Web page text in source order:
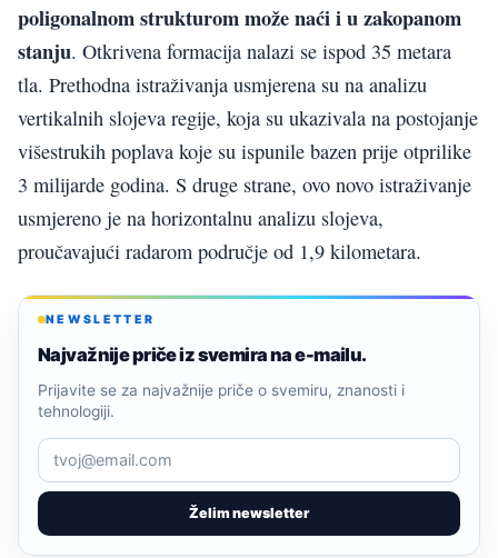
poligonalnom strukturom može naći i u zakopanom
stanju. Otkrivena formacija nalazi se ispod 35 metara
tla. Prethodna istraživanja usmjerena su na analizu
vertikalnih slojeva regije, koja su ukazivala na postojanje
višestrukih poplava koje su ispunile bazen prije otprilike
3 milijarde godina. S druge strane, ovo novo istraživanje
usmjereno je na horizontalnu analizu slojeva,
proučavajući radarom područje od 1,9 kilometara.
NEWSLETTER
Najvažnije priče iz svemira na e-mailu.
Želim newsletter
Prijavite se za najvažnije priče o svemiru, znanosti i
tehnologiji.